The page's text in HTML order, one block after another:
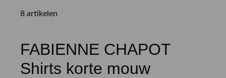
8 artikelen
FABIENNE CHAPOT
Shirts korte mouw